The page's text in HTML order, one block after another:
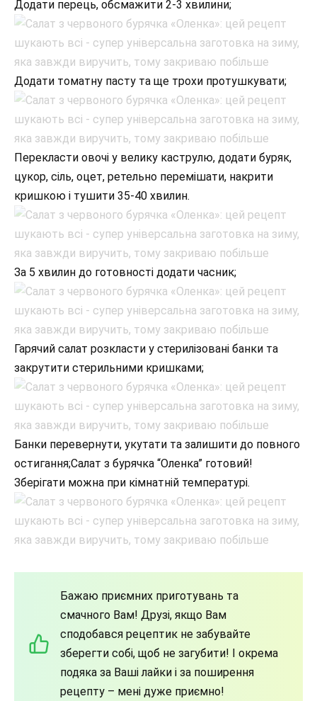
Додати перець, обсмажити 2-3 хвилини;
Додати томатну пасту та ще трохи протушкувати;
Перекласти овочі у велику каструлю, додати буряк,
цукор, сіль, оцет, ретельно перемішати, накрити
кришкою і тушити 35-40 хвилин.
За 5 хвилин до готовності додати часник;
Гарячий салат розкласти у стерилізовані банки та
закрутити стерильними кришками;
Банки перевернути, укутати та залишити до повного
остигання;Салат з бурячка “Оленка” готовий!
Зберігати можна при кімнатній температурі.
Бажаю приємних приготувань та
смачного Вам! Друзі, якщо Вам
сподобався рецептик не забувайте
зберегти собі, щоб не загубити! І окрема
подяка за Ваші лайки і за поширення
рецепту – мені дуже приємно!